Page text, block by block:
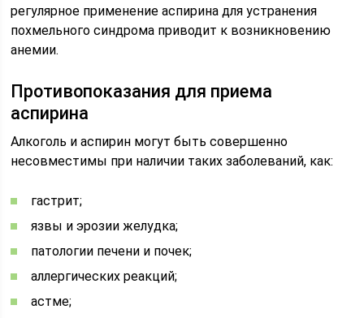
регулярное применение аспирина для устранения
похмельного синдрома приводит к возникновению
анемии.
Противопоказания для приема
аспирина
Алкоголь и аспирин могут быть совершенно
несовместимы при наличии таких заболеваний, как:
гастрит;
язвы и эрозии желудка;
патологии печени и почек;
аллергических реакций;
астме;